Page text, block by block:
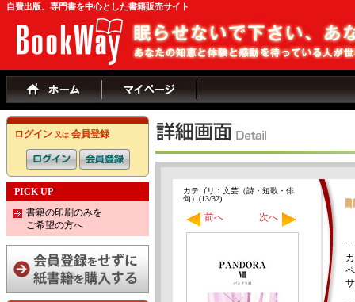
自費出版、専門書を中心とした書籍販売サイト
ログイン 又は 会員登録
PICK UP
書籍の印刷のみを
ご希望の方へ
カテゴリ：文芸（詩・短歌・俳
句）(13/32)
前へ 次へ